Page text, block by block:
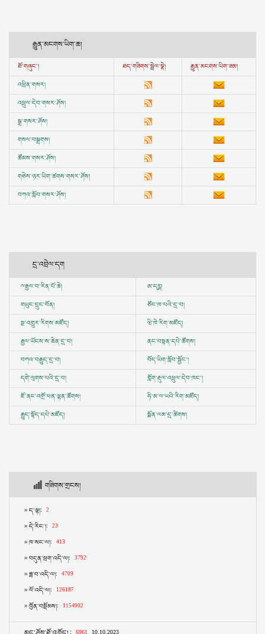
རྒྱུན་མངགས་ཡིག་ཆ།
ཐོ་གཞུང་། ཐད་གཟིགས་སྦྲེལ་སྣེ།
རྒྱུན་མངགས་ཡིག་ཟམ།
འཕྲིན་གསར།
འཕྲུལ་དེབ་གསར་ཤོས།
སྒྲ་གསར་ཤོས།
གསལ་བསྒྲགས།
ཚོམས་གསར་ཤོས།
གཅེས་ཉར་ཡིག་ཚགས་གསར་ཤོས།
བཀའ་སློབ་གསར་ཤོས།
དྲ་འབྲེལ་དག
ྋརྒྱལ་བ་རིན་པོ་ཆེ།
ཨ་དཪྴ།
གཡུང་དྲུང་བོན།
ཙོང་ཁ་པའི་དྲ་བ།
སྔ་འགྱུར་རིགས་མཛོད།
ཝི་ཁེ་རིག་མཛོད།
རྒྱལ་ཡོངས་ས་ཆེན་དྲ་བ།
ནང་བསྟན་དཔེ་ཚོགས།
བཀའ་བརྒྱུད་དྲ་བ།
བོད་ཡིག་སློབ་སྦྱོང་།
དགེ་ལུགས་པའི་དྲ་བ།
གློག་རྡུལ་འཕྲུལ་དེབ་ཁང་།
ཇོ་ནང་འགྲོ་ཕན་ལྷན་ཚོགས།
ཧི་མ་ལ་ཡའི་རིག་མཛོད།
རྒྱུད་སྟོད་དཔེ་མཛོད།
སྨོན་ལམ་དྲ་ཚིགས།